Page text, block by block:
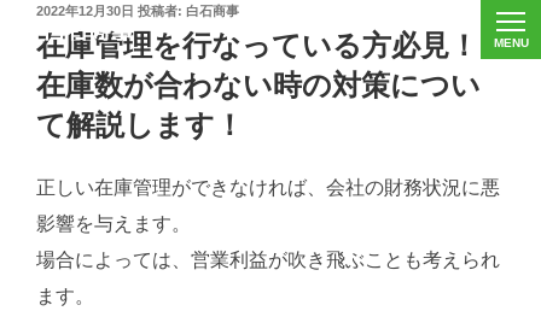
投
稿
日:
2022年12月30日 投稿者: 白石商事
在庫管理を行なっている方必見！
在庫数が合わない時の対策につい
て解説します！
正しい在庫管理ができなければ、会社の財務状況に悪
影響を与えます。
場合によっては、営業利益が吹き飛ぶことも考えられ
ます。